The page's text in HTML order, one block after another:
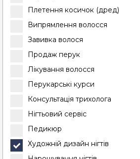
Плетення косичок (дред)
Випрямлення волосся
Завивка волося
Продаж перук
Лікування волосся
Перукарські курси
Консультація трихолога
Нігтьовий сервіс
Педикюр
Художній дизайн нігтів